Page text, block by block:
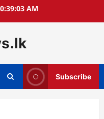
AM
Subscribe